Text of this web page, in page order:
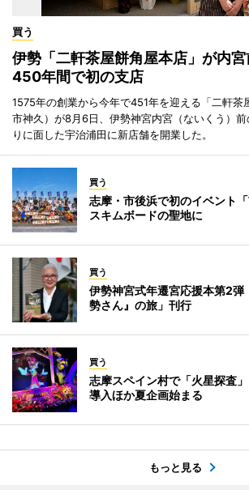
買う
伊勢「二軒茶屋餅角屋本店」が内
450年間で初の支店
1575年の創業から今年で451年を迎える「二軒茶
市神久）が8月6日、伊勢神宮内宮（ないくう）
りに面した宇治浦田に新店舗を開業した。
買う
志摩・市後浜で初のイベント
スキムボードの聖地に
買う
伊勢神宮式年遷宮応援本第2
勢さん』の旅」刊行
買う
志摩スペイン村で「火星探査
導入ほか夏企画始まる
もっと見る